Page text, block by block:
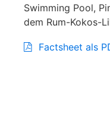
Swimming Pool,
dem Rum-Kokos-
Factsheet als